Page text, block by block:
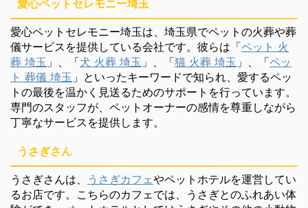
愛心ペットセレモニー埼玉
愛心ペットセレモニー埼玉は、埼玉県でペットの火葬や葬
儀サービスを提供している会社です。彼らは「ペット 火
葬 埼玉 」、「犬 火葬 埼玉 」、「猫 火葬 埼玉 」、「ペッ
ト 葬儀 埼玉 」といったキーワードで知られ、愛するペッ
トの最後を温かく見送るためのサポートを行っています。
専門のスタッフが、ペットオーナーの感情を尊重しながら
丁寧なサービスを提供します。
うさぎさん
うさぎさんは、 うさぎカフェやペットホテルを運営してい
るお店です。こちらのカフェでは、うさぎとのふれあい体